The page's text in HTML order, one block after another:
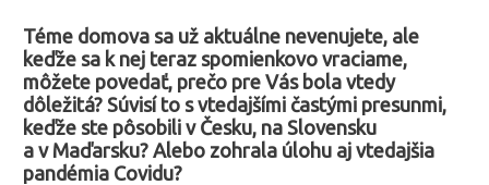
Téme domova sa už aktuálne nevenujete, ale
keďže sa k nej teraz spomienkovo vraciame,
môžete povedať, prečo pre Vás bola vtedy
dôležitá? Súvisí to s vtedajšími častými presunmi,
keďže ste pôsobili v Česku, na Slovensku
a v Maďarsku? Alebo zohrala úlohu aj vtedajšia
pandémia Covidu?